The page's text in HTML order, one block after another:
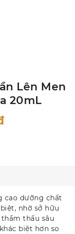
Lên Men
20mL
cao dưỡng chất
nhờ sở hữu
thấu sâu
biệt hơn so